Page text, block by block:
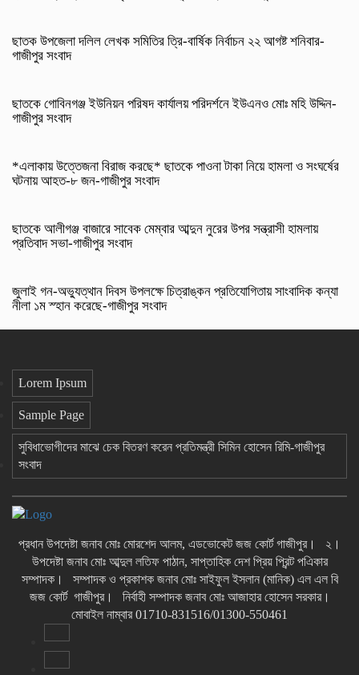
ছাতক উপজেলা দলিল লেখক সমিতির ত্রি-বার্ষিক নির্বাচন ২২ আগষ্ট শনিবার-
গাজীপুর সংবাদ
ছাতকে গোবিনগঞ্জ ইউনিয়ন পরিষদ কার্যালয় পরিদর্শনে ইউএনও মোঃ মহি উদ্দিন-
গাজীপুর সংবাদ
*এলাকায় উত্তেজনা বিরাজ করছে* ছাতকে পাওনা টাকা নিয়ে হামলা ও সংঘর্ষের
ঘটনায় আহত-৮ জন-গাজীপুর সংবাদ
ছাতকে আলীগঞ্জ বাজারে সাবেক মেম্বার আব্দুন নুরের উপর সন্ত্রাসী হামলায়
প্রতিবাদ সভা-গাজীপুর সংবাদ
জুলাই গন-অভ্যুত্থান দিবস উপলক্ষে চিত্রাঙ্কন প্রতিযোগিতায় সাংবাদিক কন্যা
নীলা ১ম স্হান করেছে-গাজীপুর সংবাদ
Lorem Ipsum
Sample Page
সুবিধাভোগীদের মাঝে চেক বিতরণ করেন প্রতিমন্ত্রী সিমিন হোসেন রিমি-গাজীপুর
সংবাদ
প্রধান উপদেষ্টা জনাব মোঃ মোরশেদ আলম, এডভোকেট জজ কোর্ট গাজীপুর। ২।
উপদেষ্টা জনাব মোঃ আব্দুল লতিফ পাঠান, সাপ্তাহিক দেশ প্রিয় প্রিন্ট পএিকার
সম্পাদক। সম্পাদক ও প্রকাশক জনাব মোঃ সাইফুল ইসলান (মানিক) এল এল বি
জজ কোর্ট গাজীপুর। নির্বাহী সম্পাদক জনাব মোঃ আজাহার হোসেন সরকার।
মোবাইল নাম্বার 01710-831516/01300-550461